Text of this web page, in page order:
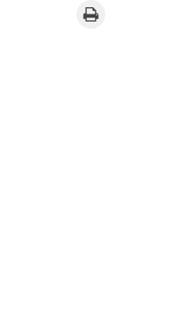
Print this Page